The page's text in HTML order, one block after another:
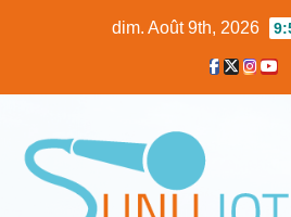
dim. Août 9th, 2026